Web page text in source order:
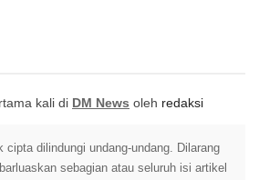
kali di DM News oleh redaksi
cipta dilindungi undang-undang. Dilarang
sebagian atau seluruh isi artikel